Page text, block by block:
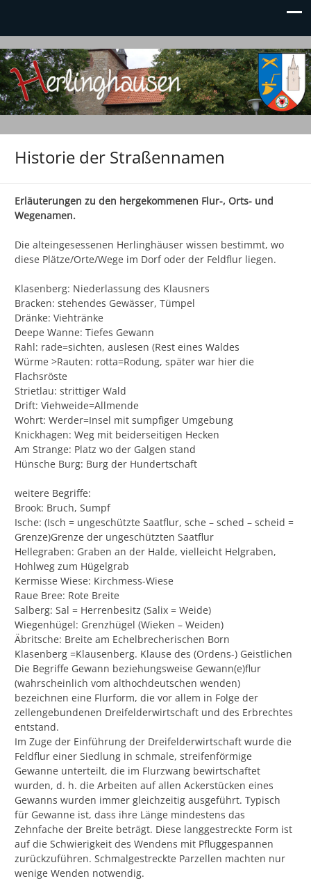
Herlinghausen.de
Dein Ort im Kreis Höxter!
Historie der Straßennamen
Erläuterungen zu den hergekommenen Flur-, Orts- und
Wegenamen.
Die alteingesessenen Herlinghäuser wissen bestimmt, wo
diese Plätze/Orte/Wege im Dorf oder der Feldflur liegen.
Klasenberg: Niederlassung des Klausners
Bracken: stehendes Gewässer, Tümpel
Dränke: Viehtränke
Deepe Wanne: Tiefes Gewann
Rahl: rade=sichten, auslesen (Rest eines Waldes
Würme >Rauten: rotta=Rodung, später war hier die
Flachsröste
Strietlau: strittiger Wald
Drift: Viehweide=Allmende
Wohrt: Werder=Insel mit sumpfiger Umgebung
Knickhagen: Weg mit beiderseitigen Hecken
Am Strange: Platz wo der Galgen stand
Hünsche Burg: Burg der Hundertschaft
weitere Begriffe:
Brook: Bruch, Sumpf
Ische: (Isch = ungeschützte Saatflur, sche – sched – scheid =
Grenze)Grenze der ungeschützten Saatflur
Hellegraben: Graben an der Halde, vielleicht Helgraben,
Hohlweg zum Hügelgrab
Kermisse Wiese: Kirchmess-Wiese
Raue Bree: Rote Breite
Salberg: Sal = Herrenbesitz (Salix = Weide)
Wiegenhügel: Grenzhügel (Wieken – Weiden)
Äbritsche: Breite am Echelbrecherischen Born
Klasenberg =Klausenberg. Klause des (Ordens-) Geistlichen
Die Begriffe Gewann beziehungsweise Gewann(e)flur
(wahrscheinlich vom althochdeutschen wenden)
bezeichnen eine Flurform, die vor allem in Folge der
zellengebundenen Dreifelderwirtschaft und des Erbrechtes
entstand.
Im Zuge der Einführung der Dreifelderwirtschaft wurde die
Feldflur einer Siedlung in schmale, streifenförmige
Gewanne unterteilt, die im Flurzwang bewirtschaftet
wurden, d. h. die Arbeiten auf allen Ackerstücken eines
Gewanns wurden immer gleichzeitig ausgeführt. Typisch
für Gewanne ist, dass ihre Länge mindestens das
Zehnfache der Breite beträgt. Diese langgestreckte Form ist
auf die Schwierigkeit des Wendens mit Pfluggespannen
zurückzuführen. Schmalgestreckte Parzellen machten nur
wenige Wenden notwendig.